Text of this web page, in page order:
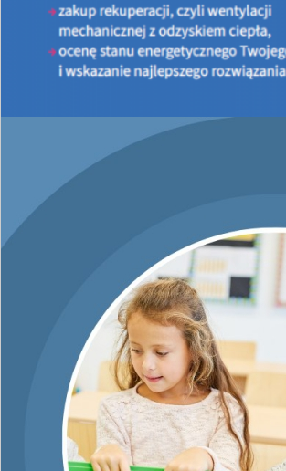
PRZEDSIĘBIORCY NABORY Liczba artykułów: 0
INNE NABORY Liczba artykułów: 0
Liczba artykułów: 0
JST-P-PJB-IP
JST-P-IP
Liczba artykułów: 0
Liczba artykułów: 0
Liczba artykułów: 0
OFIZ-JST-P-PJB-IP Liczba artykułów: 0
JST-OF-P-IP Liczba artykułów: 0